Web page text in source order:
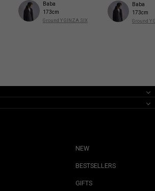
Baba
173cm
Ground Y GINZA SIX
Baba
173cm
Ground Y
NEW
BESTSELLERS
GIFTS